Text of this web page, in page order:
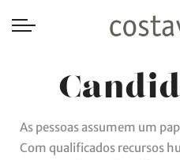
As pessoas assumem um
Com qualificados recursos